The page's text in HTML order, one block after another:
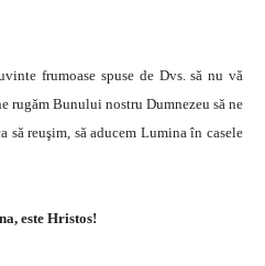
frumoase spuse de Dvs. să nu vă
rugăm Bunului nostru Dumnezeu să ne
să reuşim, să aducem Lumina în casele
este Hristos!